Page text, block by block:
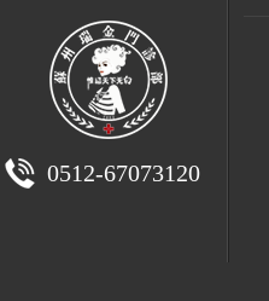
0512-67073120